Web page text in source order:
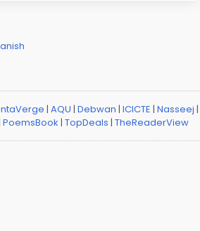
| AQU | Debwan | ICICTE | Nasseej |
PoemsBook | TopDeals | TheReaderView